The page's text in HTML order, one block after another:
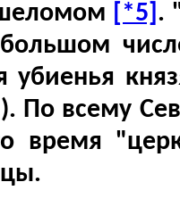
[*5] .
убиенья
По всему
время